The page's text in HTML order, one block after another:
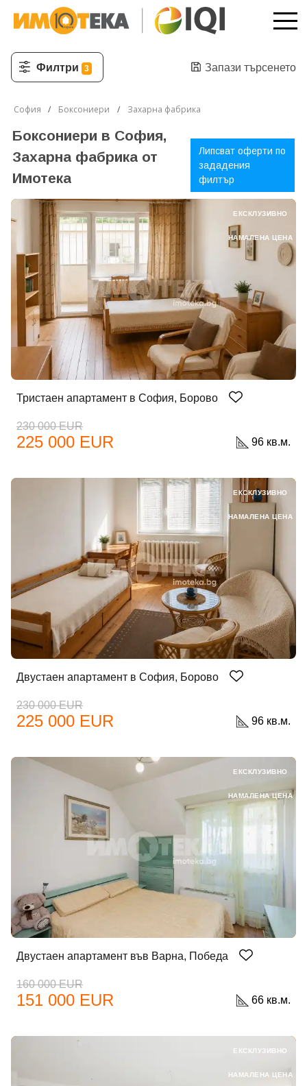
Филтри 3 Запази търсенето
София Боксониери Захарна фабрика
Боксониери в София,
Захарна фабрика от
Имотека
Липсват оферти по
зададения
филтър
Тристаен апартамент в София, Борово
230 000 EUR
225 000 EUR 96 кв.м.
ЕКСКЛУЗИВНО
НАМАЛЕНА ЦЕНА
Двустаен апартамент в София, Борово
230 000 EUR
225 000 EUR 96 кв.м.
ЕКСКЛУЗИВНО
НАМАЛЕНА ЦЕНА
Двустаен апартамент във Варна, Победа
160 000 EUR
151 000 EUR 66 кв.м.
ЕКСКЛУЗИВНО
НАМАЛЕНА ЦЕНА
ЕКСКЛУЗИВНО
НАМАЛЕНА ЦЕНА